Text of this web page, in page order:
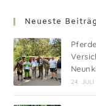
Neueste
24.